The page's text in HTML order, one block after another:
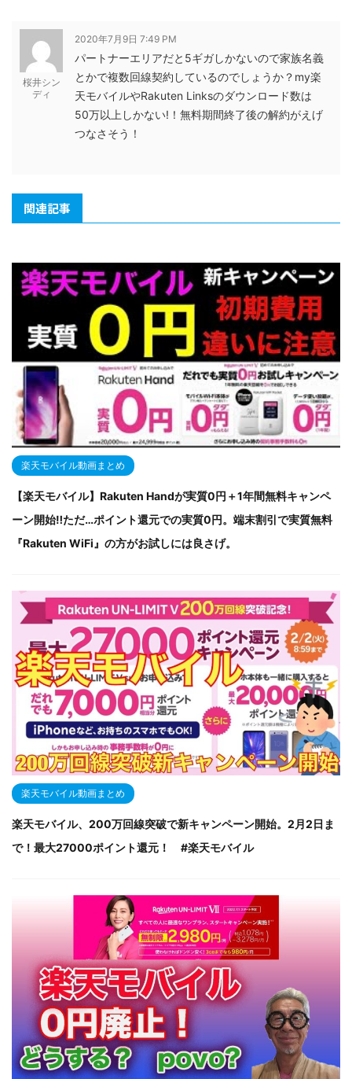
桜井シン
ディ
2020年7月9日 7:49 PM
パートナーエリアだと5ギガしかないので家族名義
とかで複数回線契約しているのでしょうか？my楽
天モバイルやRakuten Linksのダウンロード数は
50万以上しかない!！無料期間終了後の解約がえげ
つなさそう！
関連記事
楽天モバイル動画まとめ
【楽天モバイル】Rakuten Handが実質0円＋1年間無料キャンペ
ーン開始‼ただ…ポイント還元での実質0円。端末割引で実質無料
『Rakuten WiFi』の方がお試しには良さげ。
楽天モバイル動画まとめ
楽天モバイル、200万回線突破で新キャンペーン開始。2月2日ま
で！最大27000ポイント還元！ #楽天モバイル